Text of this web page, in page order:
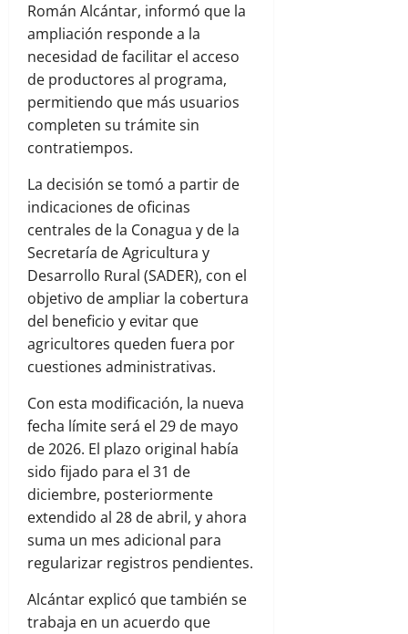
Román Alcántar, informó que la
ampliación responde a la
necesidad de facilitar el acceso
de productores al programa,
permitiendo que más usuarios
completen su trámite sin
contratiempos.
La decisión se tomó a partir de
indicaciones de oficinas
centrales de la Conagua y de la
Secretaría de Agricultura y
Desarrollo Rural (SADER), con el
objetivo de ampliar la cobertura
del beneficio y evitar que
agricultores queden fuera por
cuestiones administrativas.
Con esta modificación, la nueva
fecha límite será el 29 de mayo
de 2026. El plazo original había
sido fijado para el 31 de
diciembre, posteriormente
extendido al 28 de abril, y ahora
suma un mes adicional para
regularizar registros pendientes.
Alcántar explicó que también se
trabaja en un acuerdo que